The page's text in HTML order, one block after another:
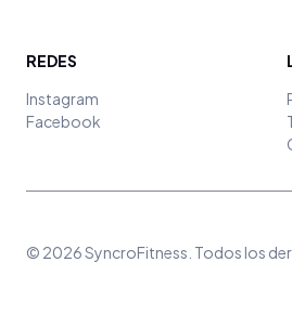
REDES
Instagram
Facebook
© 2026SyncroFitness . Todos los